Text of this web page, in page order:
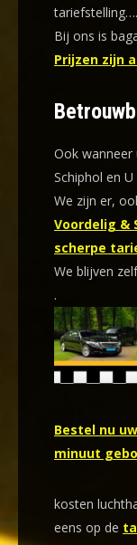
Bij ons is
Prijzen zijn
Ook wanneer
Schiphol en
We zijn er,
Voordelig &
scherpe
We blijven
.
Bestel nu
minuut
kosten
eens op de